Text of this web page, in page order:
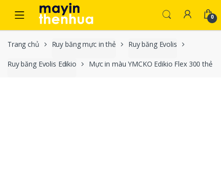
Skip to navigation
Skip to content
0
Trang chủ Ruy băng mực in thẻ Ruy băng Evolis
Ruy băng Evolis Edikio Mực in màu YMCKO Edikio Flex 300 thẻ